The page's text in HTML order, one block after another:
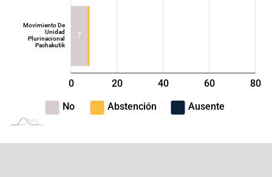
7
Movimiento De
Unidad
Plurinacional
Pachakutik
L
-40
-20
0 20 40 60 80
100
No
Abstención Ausente